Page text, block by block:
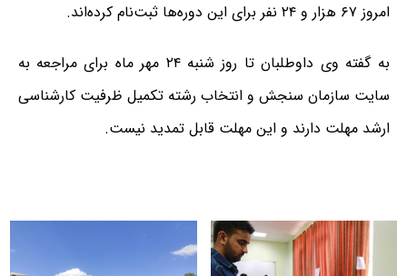
امروز ۶۷ هزار و ۲۴ نفر برای این دوره‌ها ثبت‌نام کرده‌اند.
به گفته وی داوطلبان تا روز شنبه ۲۴ مهر ماه برای مراجعه به
سایت سازمان سنجش و انتخاب رشته تکمیل ظرفیت کارشناسی
ارشد مهلت دارند و این مهلت قابل تمدید نیست.